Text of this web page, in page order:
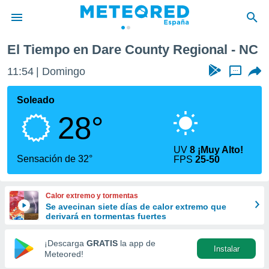
de
por
que se
calidad.
a este
las
y
forma
digital
basada
El Tiempo en Dare County Regional - NC
11:54 Domingo ...
Soleado
28°
Sensación de 32°
UV8 ¡Muy Alto!
FPS25-50
Calor extremo y tormentas
Se avecinan siete días de calor extremo que
derivará en tormentas fuertes
¡Descarga GRATIS la app de
Meteored!
Instalar